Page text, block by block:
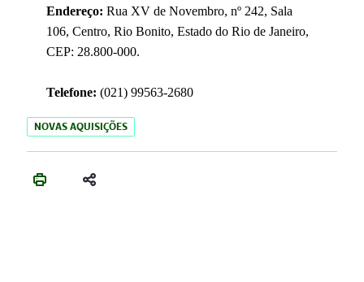
Endereço: Rua XV de Novembro, nº 242, Sala
106, Centro, Rio Bonito, Estado do Rio de Janeiro,
CEP: 28.800-000.
Telefone: (021) 99563-2680
NOVAS AQUISIÇÕES